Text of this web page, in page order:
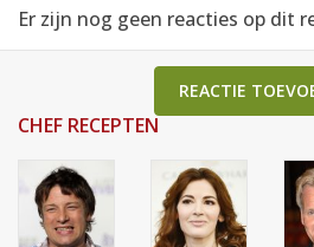
Er zijn nog geen reacties op dit
REACTIE
CHEF RECEPTEN